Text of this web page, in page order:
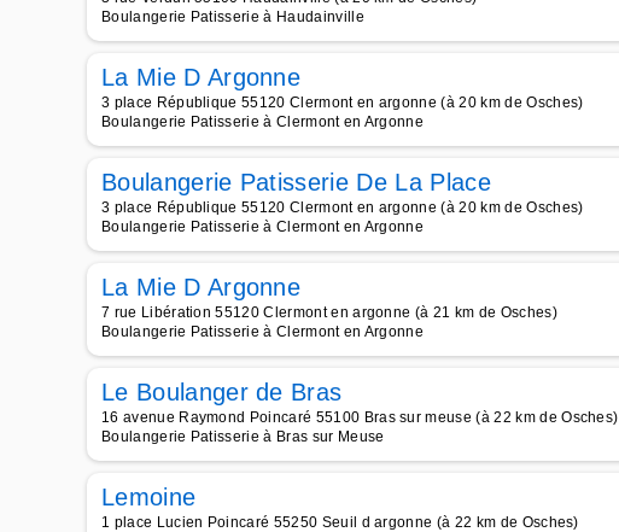
Boulangerie Patisserie à Haudainville
La Mie D Argonne
3 place République 55120 Clermont en argonne (à 20 km de Osches)
Boulangerie Patisserie à Clermont en Argonne
Boulangerie Patisserie De La Place
3 place République 55120 Clermont en argonne (à 20 km de Osches)
Boulangerie Patisserie à Clermont en Argonne
La Mie D Argonne
7 rue Libération 55120 Clermont en argonne (à 21 km de Osches)
Boulangerie Patisserie à Clermont en Argonne
Le Boulanger de Bras
16 avenue Raymond Poincaré 55100 Bras sur meuse (à 22 km de Osches)
Boulangerie Patisserie à Bras sur Meuse
Lemoine
1 place Lucien Poincaré 55250 Seuil d argonne (à 22 km de Osches)